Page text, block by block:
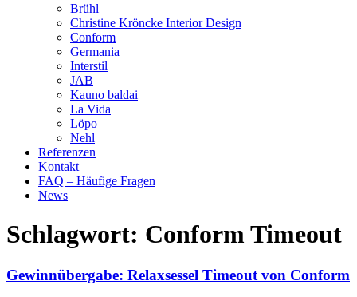
Brühl
Christine Kröncke Interior Design
Conform
Germania
Interstil
JAB
Kauno baldai
La Vida
Löpo
Nehl
Referenzen
Kontakt
FAQ – Häufige Fragen
News
Schlagwort: Conform Timeout
Gewinnübergabe: Relaxsessel Timeout von Conform